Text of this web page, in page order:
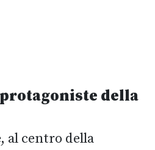
della
al centro della